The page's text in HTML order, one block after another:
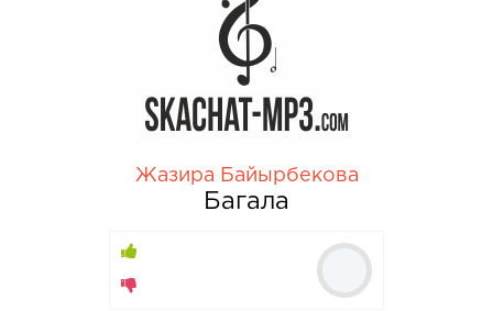
Жазира Байырбекова
Багала